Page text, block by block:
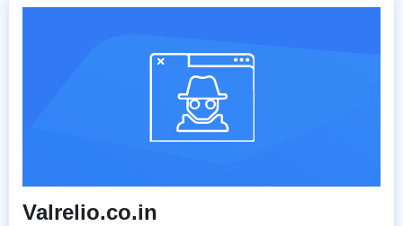
Valrelio.co.in